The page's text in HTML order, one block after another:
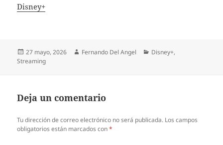
In relation to
Disney+
Publicado
el
27 mayo, 2026 Autor
Fernando Del Angel Categorías
Disney+,
Streaming
Deja un comentario
Tu dirección de correo electrónico no será publicada. Los campos
obligatorios están marcados con*